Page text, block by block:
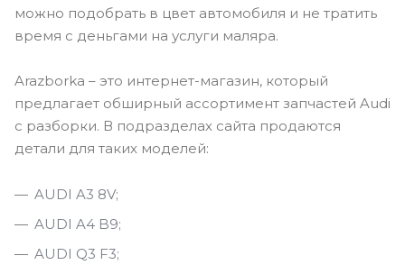
можно подобрать в цвет автомобиля и не тратить
время с деньгами на услуги маляра.
Arazborka – это интернет-магазин, который
предлагает обширный ассортимент запчастей Audi
c разборки. В подразделах сайта продаются
детали для таких моделей:
AUDI A3 8V;
AUDI A4 B9;
AUDI Q3 F3;